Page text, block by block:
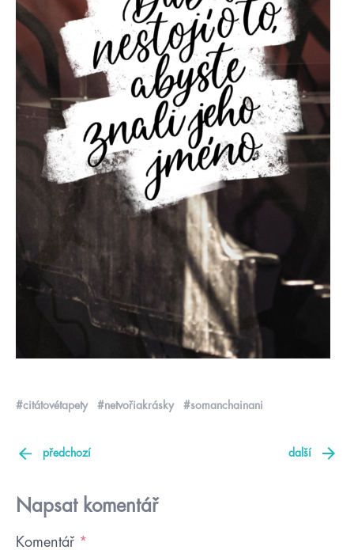
#citátovétapety #netvořiakrásky #somanchainani
předchozí další
Napsat komentář
Komentář *